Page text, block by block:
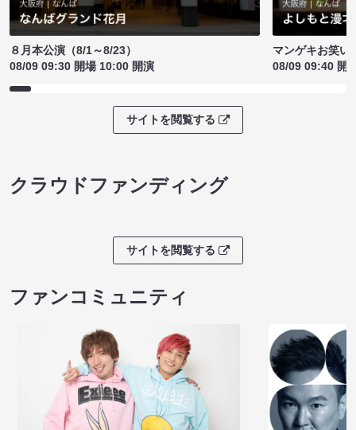
８月本公演（8/1～8/23）
08/09 09:30 開場 10:00 開演
マンゲキお笑い
08/09 09:40 開
サイトを閲覧する
クラウドファンディング
サイトを閲覧する
ファンコミュニティ